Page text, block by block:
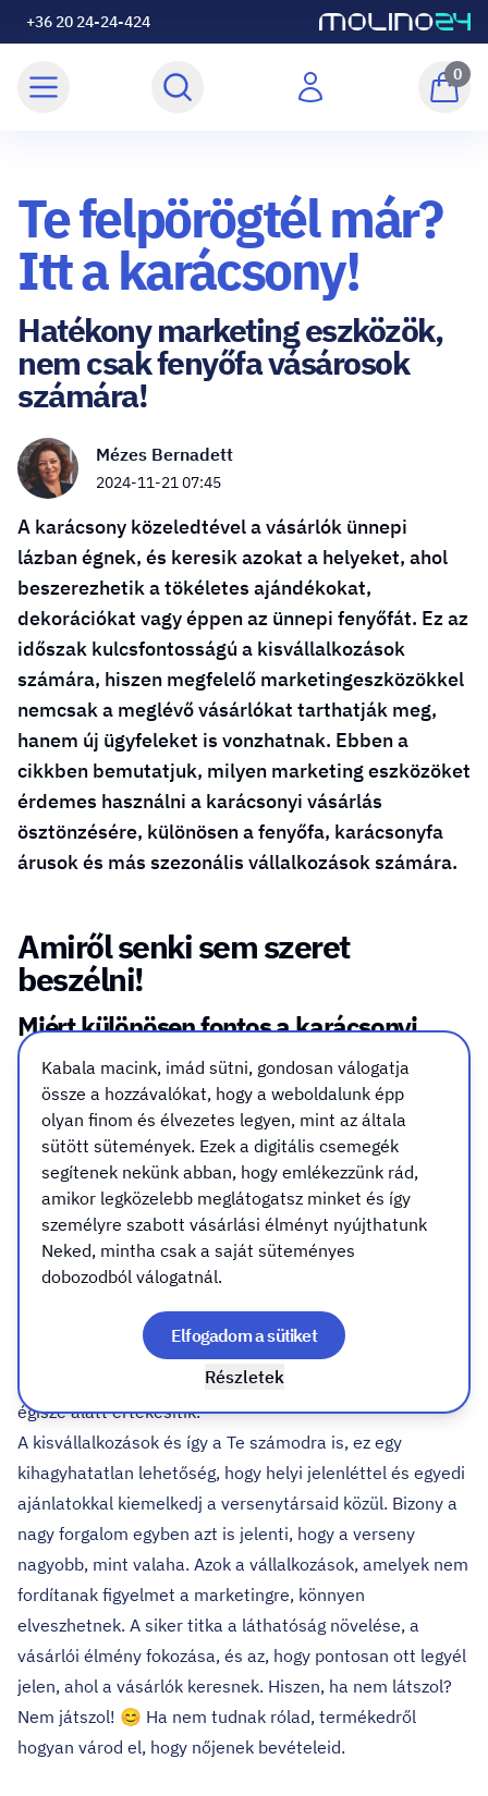
+36 20 24-24-424
0
Te felpörögtél már?
Itt a karácsony!
Hatékony marketing eszközök,
nem csak fenyőfa vásárosok
számára!
Mézes Bernadett
2024-11-21 07:45
A karácsony közeledtével a vásárlók ünnepi
lázban égnek, és keresik azokat a helyeket, ahol
beszerezhetik a tökéletes ajándékokat,
dekorációkat vagy éppen az ünnepi fenyőfát. Ez az
időszak kulcsfontosságú a kisvállalkozások
számára, hiszen megfelelő marketingeszközökkel
nemcsak a meglévő vásárlókat tarthatják meg,
hanem új ügyfeleket is vonzhatnak. Ebben a
cikkben bemutatjuk, milyen marketing eszközöket
érdemes használni a karácsonyi vásárlás
ösztönzésére, különösen a fenyőfa, karácsonyfa
árusok és más szezonális vállalkozások számára.
Amiről senki sem szeret
beszélni!
Miért különösen fontos a karácsonyi
marketing?
Erről senki sem szeret beszélni, de egyszerűen tény, hogy
a karácsonyi időszakban a vásárlók hajlandók többet
költeni - akár erejükön felül is - és keresik azokat a
lehetőségeket, amelyekkel gyorsan, egyszerűen és
kényelmesen megoldhatják az ünnepi előkészületeket.
Lehet róla vitázni: ez jó-e avagy sem, de tény hogy így van
sokat költünk! Van olyan iparág, ahol az egész éves
bevétel 70-80%-át ebben a pár hónapban termelik meg.
Gondolj csak a fenyőárusokra, a halkereskedőkre vagy a
számtalan kézművesre: akik termékeiket az ajándékozás
égisze alatt értékesítik.
A kisvállalkozások és így a Te számodra is, ez egy
kihagyhatatlan lehetőség, hogy helyi jelenléttel és egyedi
ajánlatokkal kiemelkedj a versenytársaid közül. Bizony a
nagy forgalom egyben azt is jelenti, hogy a verseny
nagyobb, mint valaha. Azok a vállalkozások, amelyek nem
fordítanak figyelmet a marketingre, könnyen
elveszhetnek. A siker titka a láthatóság növelése, a
vásárlói élmény fokozása, és az, hogy pontosan ott legyél
jelen, ahol a vásárlók keresnek. Hiszen, ha nem látszol?
Nem játszol! 😊 Ha nem tudnak rólad, termékedről
hogyan várod el, hogy nőjenek bevételeid.
Kabala macink, imád sütni, gondosan válogatja
össze a hozzávalókat, hogy a weboldalunk épp
olyan finom és élvezetes legyen, mint az általa
sütött sütemények. Ezek a digitális csemegék
segítenek nekünk abban, hogy emlékezzünk rád,
amikor legközelebb meglátogatsz minket és így
személyre szabott vásárlási élményt nyújthatunk
Neked, mintha csak a saját süteményes
dobozodból válogatnál.
Részletek
Elfogadom a sütiket